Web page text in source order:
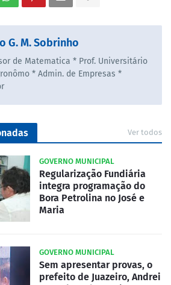
G. M. Sobrinho
de Matematica * Prof. Universitário
* Admin. de Empresas *
Ver todos
GOVERNO MUNICIPAL
Regularização Fundiária
integra programação do
Bora Petrolina no José e
Maria
GOVERNO MUNICIPAL
Sem apresentar provas, o
prefeito de Juazeiro, Andrei